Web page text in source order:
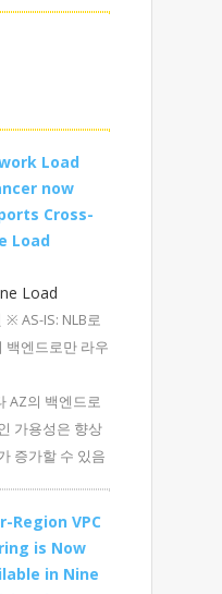
Load
now
Cross-
Load
Load
※ AS-IS: NLB로
백엔드로만 라우
AZ의 백엔드로
가용성은 향상
증가할 수 있음
Region VPC
is Now
in Nine